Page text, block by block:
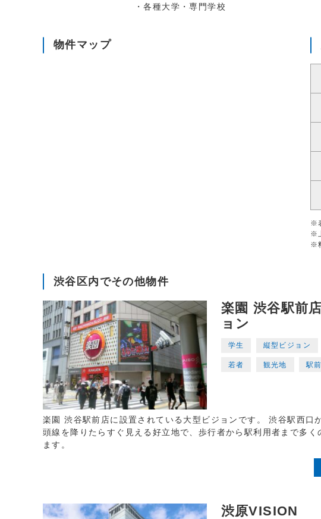
・各種大学・専門学校
物件マップ
※
※
※
渋谷区内でその他物件
楽園 渋谷駅前
ョン
学生 縦型ビジョン
若者 観光地 駅前
楽園 渋谷駅前店に設置されている大型ビジョンです。 渋谷駅西口
頭線を降りたらすぐ見える好立地で、歩行者から駅利用者まで多く
ます。
渋原VISION